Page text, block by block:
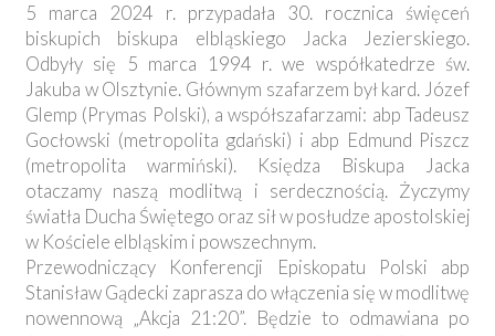
5 marca 2024 r. przypadała 30. rocznica święceń
biskupich biskupa elbląskiego Jacka Jezierskiego.
Odbyły się 5 marca 1994 r. we współkatedrze św.
Jakuba w Olsztynie. Głównym szafarzem był kard. Józef
Glemp (Prymas Polski), a współszafarzami: abp Tadeusz
Gocłowski (metropolita gdański) i abp Edmund Piszcz
(metropolita warmiński). Księdza Biskupa Jacka
otaczamy naszą modlitwą i serdecznością. Życzymy
światła Ducha Świętego oraz sił w posłudze apostolskiej
w Kościele elbląskim i powszechnym.
Przewodniczący Konferencji Episkopatu Polski abp
Stanisław Gądecki zaprasza do włączenia się w modlitwę
nowennową „Akcja 21:20”. Będzie to odmawiana po